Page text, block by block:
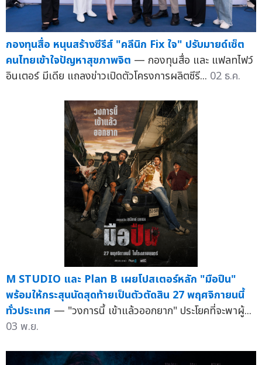
กองทุนสื่อ หนุนสร้างซีรีส์ "คลีนิก Fix ใจ" ปรับมายด์เซ็ต
คนไทยเข้าใจปัญหาสุขภาพจิต — กองทุนสื่อ และ แฟลทไฟว์
อินเตอร์ มีเดีย แถลงข่าวเปิดตัวโครงการผลิตซีรี... 02 ธ.ค.
M STUDIO และ Plan B เผยโปสเตอร์หลัก "มือปืน"
พร้อมให้กระสุนนัดสุดท้ายเป็นตัวตัดสิน 27 พฤศจิกายนนี้
ทั่วประเทศ — "วงการนี้ เข้าแล้วออกยาก" ประโยคที่จะพาผู้...
03 พ.ย.